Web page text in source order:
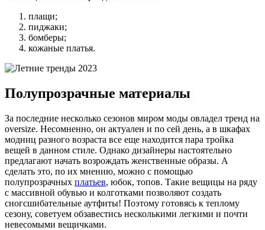
плащи;
пиджаки;
бомберы;
кожаные платья.
Полупрозрачные материалы
За последние несколько сезонов миром моды овладел тренд на
oversize. Несомненно, он актуален и по сей день, а в шкафах
модниц разного возраста все еще находится пара тройка
вещей в данном стиле. Однако дизайнеры настоятельно
предлагают начать возрождать женственные образы. А
сделать это, по их мнению, можно с помощью
полупрозрачных платьев, юбок, топов. Такие вещицы на ряду
с массивной обувью и колготками позволяют создать
сногсшибательные аутфиты! Поэтому готовясь к теплому
сезону, советуем обзавестись несколькими легкими и почти
невесомыми вещичками.